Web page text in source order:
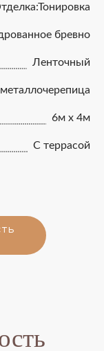
бревно
Ленточный
металлочерепица
6м x 4м
С террасой